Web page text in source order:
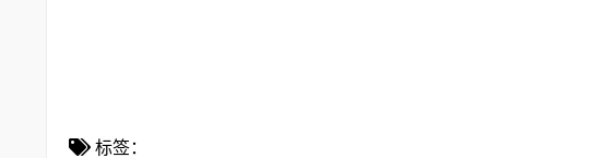
标签：